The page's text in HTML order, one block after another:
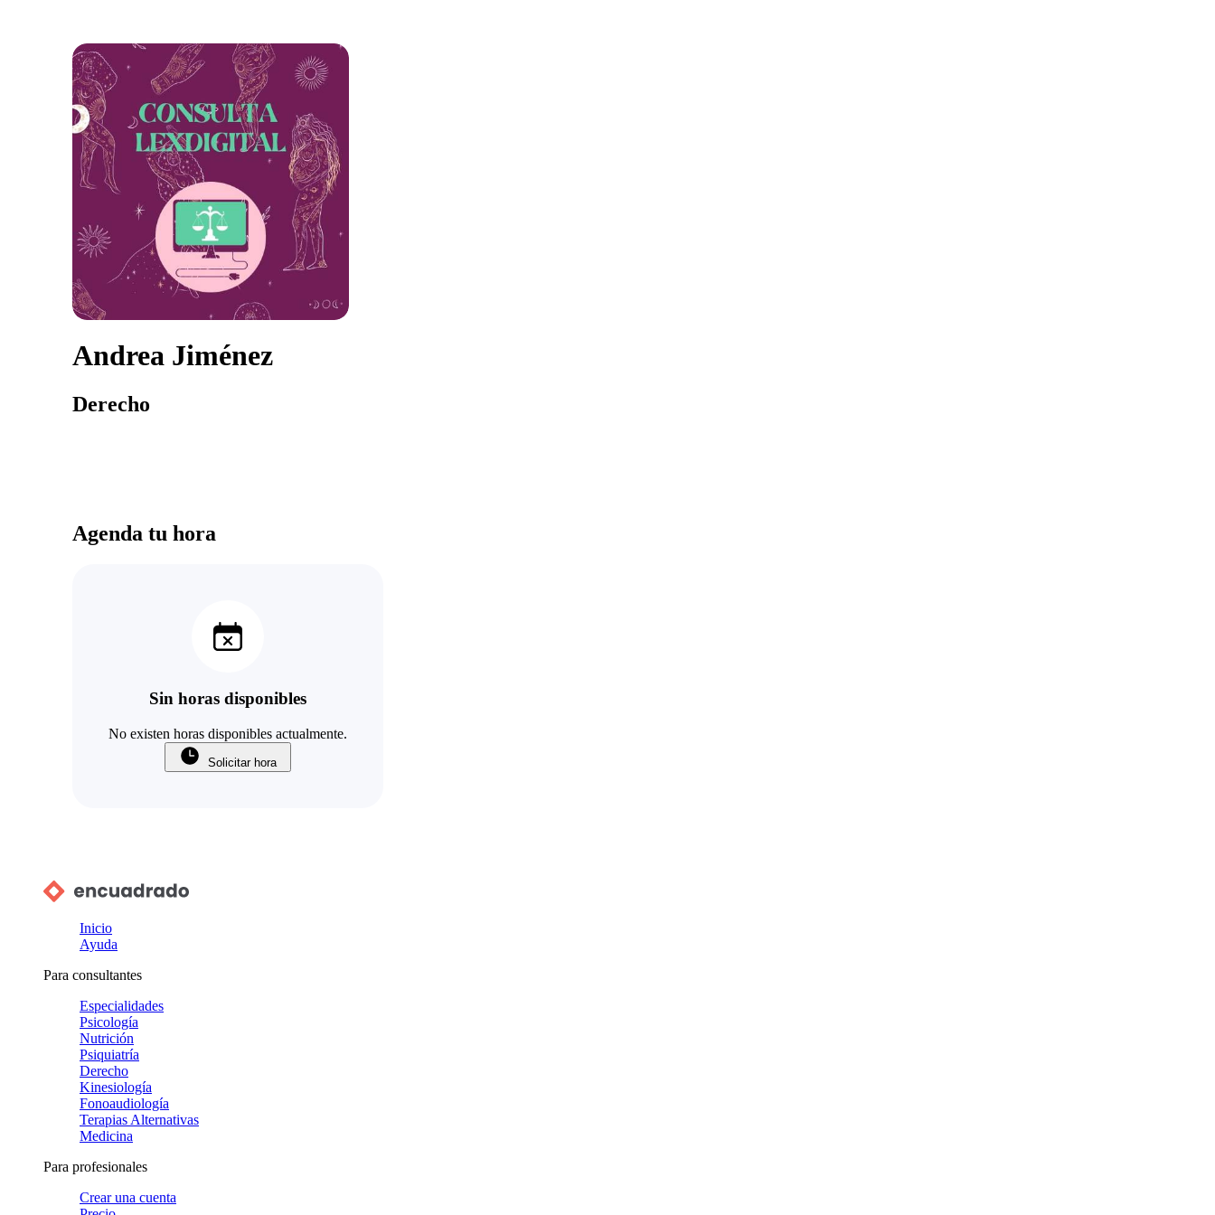
Andrea Jiménez
Derecho
Agenda tu hora
Sin horas disponibles
No existen horas disponibles actualmente.
Solicitar hora
Inicio
Ayuda
Para consultantes
Especialidades
Psicología
Nutrición
Psiquiatría
Derecho
Kinesiología
Fonoaudiología
Terapias Alternativas
Medicina
Para profesionales
Crear una cuenta